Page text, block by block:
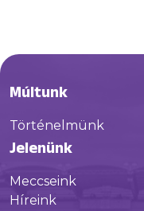
Múltunk
Történelmünk
Jelenünk
Meccseink
Híreink